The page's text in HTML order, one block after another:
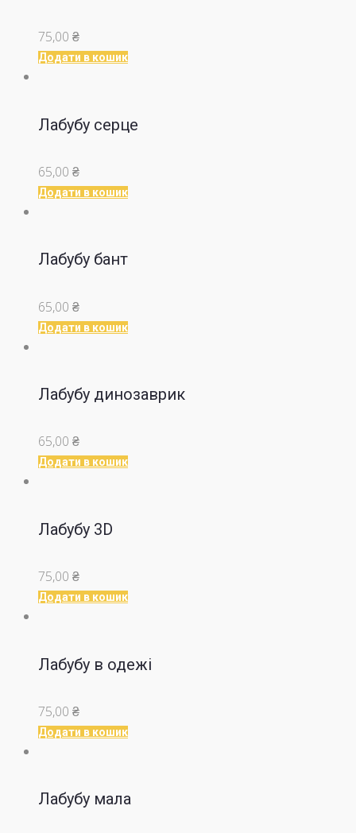
75,00 ₴
Додати в кошик
Лабубу серце
65,00 ₴
Додати в кошик
Лабубу бант
65,00 ₴
Додати в кошик
Лабубу динозаврик
65,00 ₴
Додати в кошик
Лабубу 3D
75,00 ₴
Додати в кошик
Лабубу в одежі
75,00 ₴
Додати в кошик
Лабубу мала